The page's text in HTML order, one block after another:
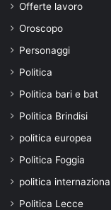
Offerte lavoro
Oroscopo
Personaggi
Politica
Politica bari e bat
Politica Brindisi
politica europea
Politica Foggia
politica
Politica Lecce